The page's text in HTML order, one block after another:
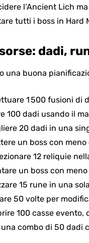
l’Ancient Lich
tutti i boss in Hard
dadi,
una buona
1 500 fusioni di
100 dadi usando il
20 dadi in una
un boss con
12 reliquie
un boss con
15 rune in una
50 volte per
100 casse
una combo di 50 dadi